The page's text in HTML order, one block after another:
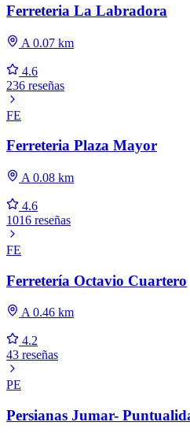
Ferreteria La Labradora
A 0.07 km
4.6
236 reseñas
FE
Ferreteria Plaza Mayor
A 0.08 km
4.6
1016 reseñas
FE
Ferretería Octavio Cuartero
A 0.46 km
4.2
43 reseñas
PE
Persianas Jumar-